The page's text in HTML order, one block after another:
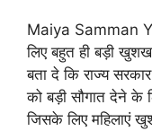
Maiya Samman
लिए बहुत ही बड़ी
बता दे कि राज्य
को बड़ी सौगात देने के
जिसके लिए महिलाएं